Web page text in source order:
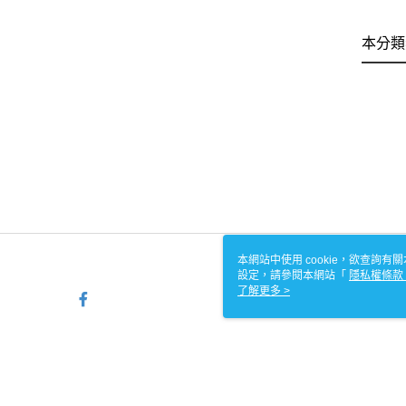
本分
本網站中使用 cookie，欲查詢有
設定，請參閱本網站「 隱私權條款
使用 cookie。
了解更多 >